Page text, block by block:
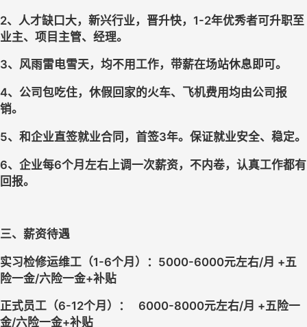
2、人才缺口大，新兴行业，晋升快，1-2年优秀者可升职至
业主、项目主管、经理。
3、风雨雷电雪天，均不用工作，带薪在场站休息即可。
4、公司包吃住，休假回家的火车、飞机费用均由公司报
销。
5、和企业直签就业合同，首签3年。保证就业安全、稳定。
6、企业每6个月左右上调一次薪资，不内卷，认真工作都有
回报。
三、薪资待遇
实习检修运维工（1-6个月）：5000-6000元左右/月 +五
险一金/六险一金+补贴
正式员工（6-12个月）：   6000-8000元左右/月 +五险一
金/六险一金+补贴